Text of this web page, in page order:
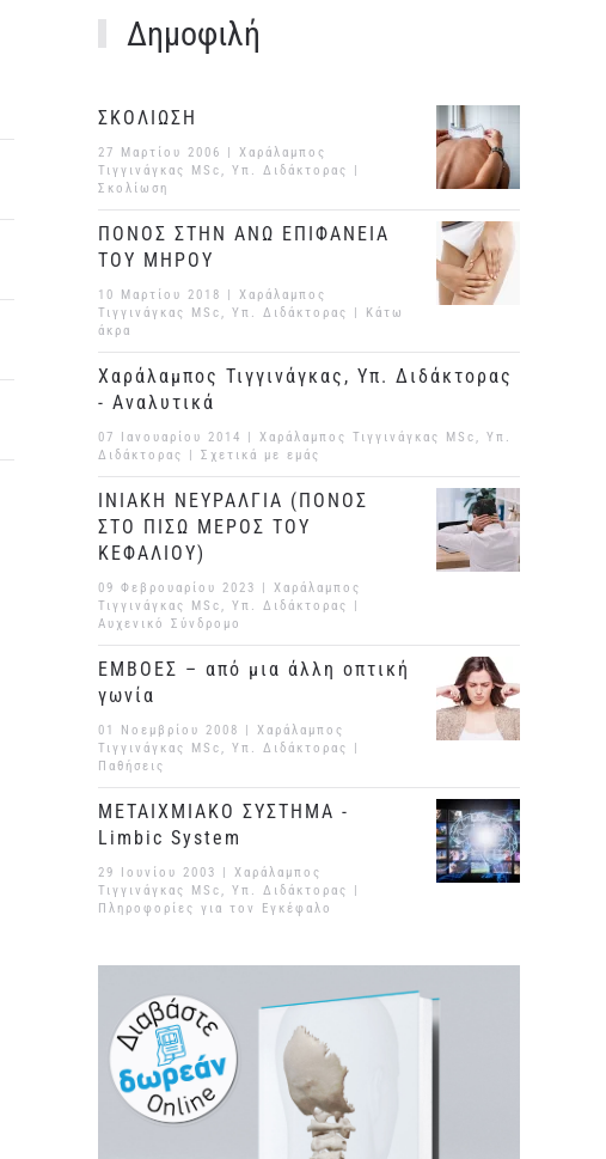
Δημοφιλή
ΣΚΟΛΙΩΣΗ
27 Μαρτίου 2006
| Χαράλαμπος
Τιγγινάγκας MSc, Υπ. Διδάκτορας |
Σκολίωση
ΠΟΝΟΣ ΣΤΗΝ ΑΝΩ ΕΠΙΦΑΝΕΙΑ
ΤΟΥ ΜΗΡΟΥ
10 Μαρτίου 2018
| Χαράλαμπος
Τιγγινάγκας MSc, Υπ. Διδάκτορας |
Κάτω
άκρα
Χαράλαμπος Τιγγινάγκας, Υπ. Διδάκτορας
- Αναλυτικά
07 Ιανουαρίου 2014
| Χαράλαμπος Τιγγινάγκας MSc, Υπ.
Διδάκτορας | Σχετικά με εμάς
ΙΝΙΑΚΗ ΝΕΥΡΑΛΓΙΑ (ΠΟΝΟΣ
ΣΤΟ ΠΙΣΩ ΜΕΡΟΣ ΤΟΥ
ΚΕΦΑΛΙΟΥ)
09 Φεβρουαρίου 2023
| Χαράλαμπος
Τιγγινάγκας MSc, Υπ. Διδάκτορας |
Αυχενικό Σύνδρομο
ΕΜΒΟΕΣ – από μια άλλη οπτική
γωνία
01 Νοεμβρίου 2008
| Χαράλαμπος
Τιγγινάγκας MSc, Υπ. Διδάκτορας |
Παθήσεις
ΜΕΤΑΙΧΜΙΑΚΟ ΣΥΣΤΗΜΑ -
Limbic System
29 Ιουνίου 2003
| Χαράλαμπος
Τιγγινάγκας MSc, Υπ. Διδάκτορας |
Πληροφορίες για τον Εγκέφαλο